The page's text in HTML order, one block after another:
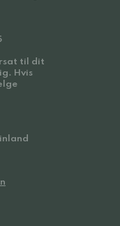
til dit
Hvis